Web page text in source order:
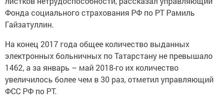
Фонда социального страхования РФ по РТ Рамиль
Гайзатуллин.
На конец 2017 года общее количество выданных
электронных больничных по Татарстану не превышало
1462, а за январь – май 2018-го их количество
увеличилось более чем в 30 раз, отметил управляющий
ФСС РФ по РТ.